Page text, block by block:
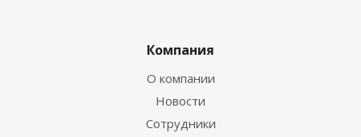
Компания
О компании
Новости
Сотрудники